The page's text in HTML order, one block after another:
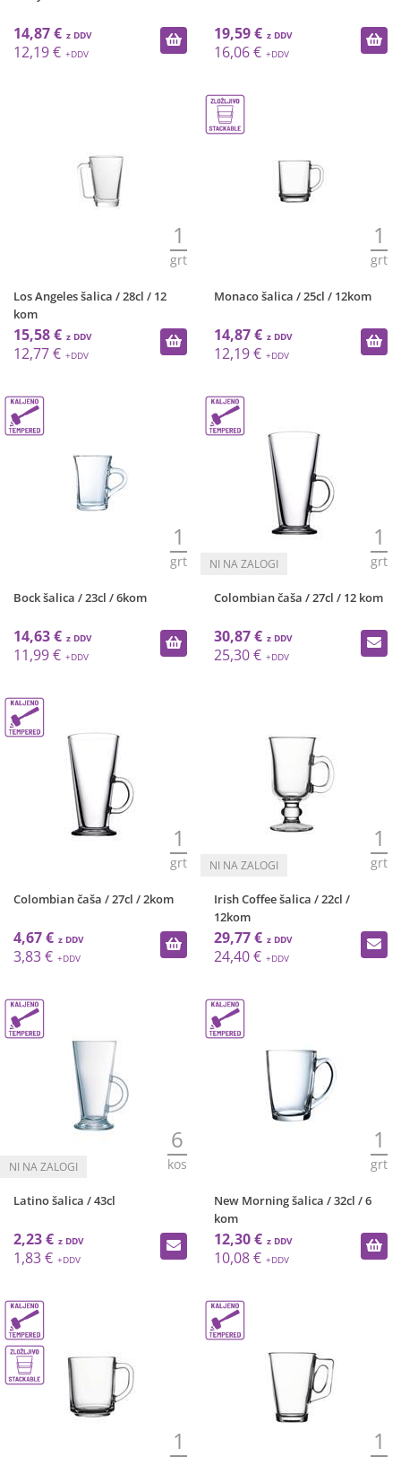
14,87 €
12,19 €
19,59 €
16,06 €
1
grt
Los Angeles šalica / 28cl / 12
kom
15,58 €
12,77 €
1
grt
Monaco šalica / 25cl / 12kom
14,87 €
12,19 €
1
grt
Bock šalica / 23cl / 6kom
14,63 €
11,99 €
1
grt
Colombian čaša / 27cl / 12 kom
30,87 €
25,30 €
1
grt
Colombian čaša / 27cl / 2kom
4,67 €
3,83 €
1
grt
Irish Coffee šalica / 22cl /
12kom
29,77 €
24,40 €
6
kos
Latino šalica / 43cl
2,23 €
1,83 €
1
grt
New Morning šalica / 32cl / 6
kom
12,30 €
10,08 €
1 1